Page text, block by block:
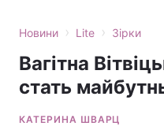
Новини › Lite › Зірки
Вагітна
стать
КАТЕРИНА ШВАРЦ